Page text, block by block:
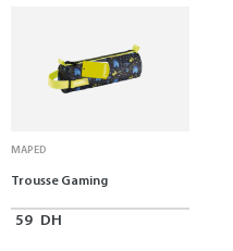
MAPED
Trousse Gaming
59 DH